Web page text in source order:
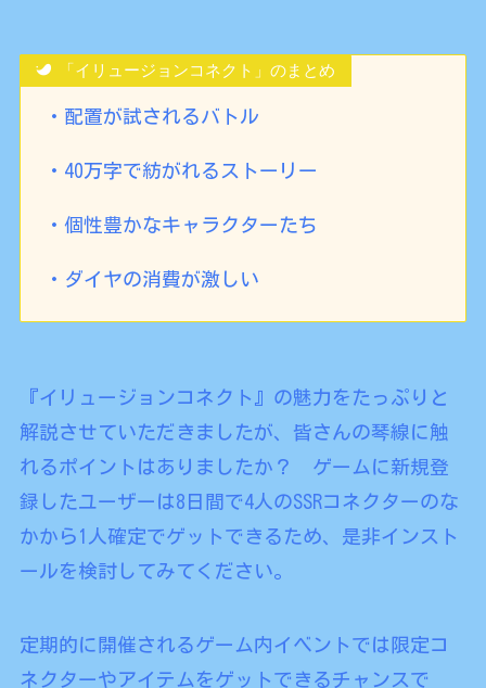
「イリュージョンコネクト」のまとめ
・配置が試されるバトル
・40万字で紡がれるストーリー
・個性豊かなキャラクターたち
・ダイヤの消費が激しい
『イリュージョンコネクト』の魅力をたっぷりと
解説させていただきましたが、皆さんの琴線に触
れるポイントはありましたか？ ゲームに新規登
録したユーザーは8日間で4人のSSRコネクターのな
かから1人確定でゲットできるため、是非インスト
ールを検討してみてください。
定期的に開催されるゲーム内イベントでは限定コ
ネクターやアイテムをゲットできるチャンスで